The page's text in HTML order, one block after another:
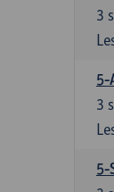
3
3
5-